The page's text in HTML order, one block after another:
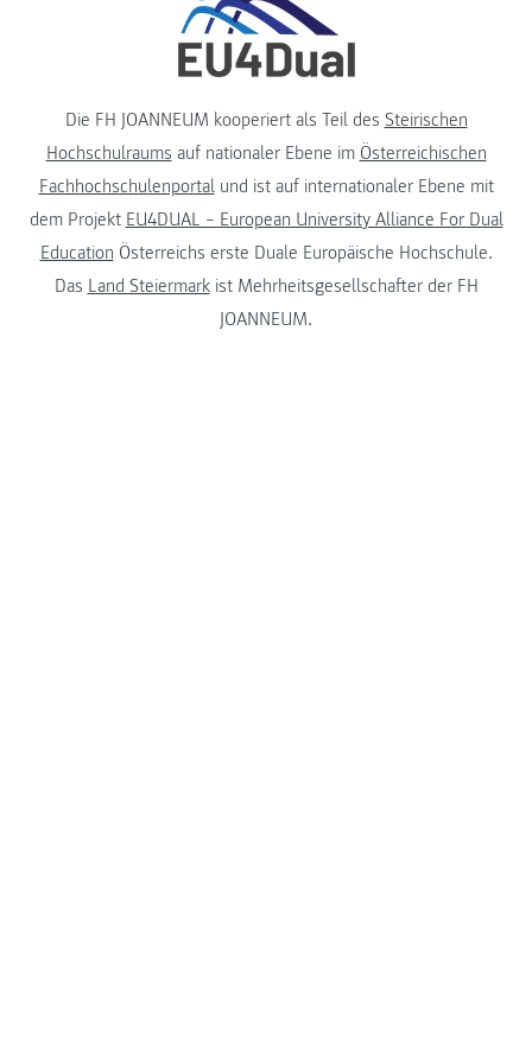
Die FH JOANNEUM kooperiert als Teil des Steirischen
Hochschulraums auf nationaler Ebene im Österreichischen
Fachhochschulenportalund ist auf internationaler Ebene mit
dem Projekt EU4DUAL – European University Alliance For Dual
Education Österreichs erste Duale Europäische Hochschule.
Das Land Steiermarkist Mehrheitsgesellschafter der FH
JOANNEUM.